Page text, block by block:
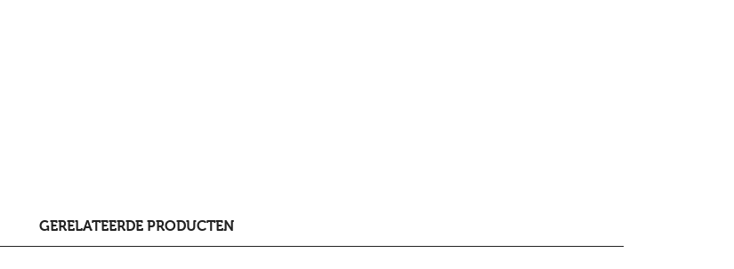
GERELATEERDE PRODUCTEN